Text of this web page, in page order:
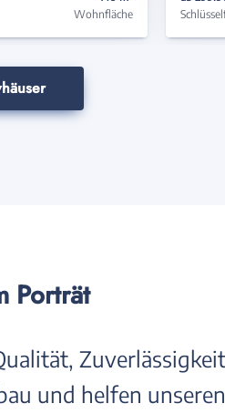
Wohnfläche
Porträt
und helfen